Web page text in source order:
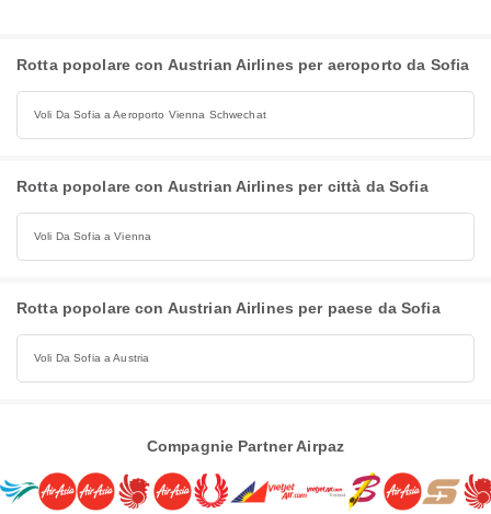
Rotta popolare con Austrian Airlines per aeroporto da Sofia
Voli Da Sofia a Aeroporto Vienna Schwechat
Rotta popolare con Austrian Airlines per città da Sofia
Voli Da Sofia a Vienna
Rotta popolare con Austrian Airlines per paese da Sofia
Voli Da Sofia a Austria
Compagnie Partner Airpaz